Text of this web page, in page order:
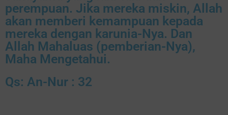
perempuan. Jika mereka miskin, Allah
akan memberi kemampuan kepada
mereka dengan karunia-Nya. Dan
Allah Mahaluas (pemberian-Nya),
Maha Mengetahui.
Qs: An-Nur : 32